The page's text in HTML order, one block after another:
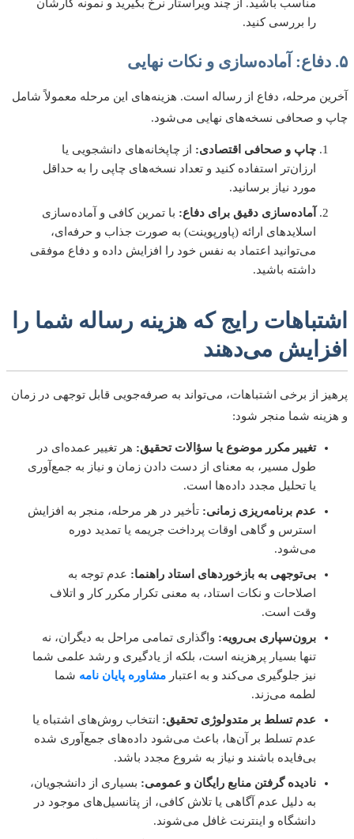
مناسب باشید. از چند ویراستار نرخ بگیرید و نمونه کارشان
را بررسی کنید.
مرحله، دفاع از رساله است. هزینه‌های این مرحله معمولاً شامل
و صحافی نسخه‌های نهایی می‌شود.
چاپ و صحافی اقتصادی:از چاپخانه‌های دانشجویی یا
ارزان‌تر استفاده کنید و تعداد نسخه‌های چاپی را به حداقل
مورد نیاز برسانید.
آماده‌سازی دقیق برای دفاع:با تمرین کافی و آماده‌سازی
اسلاید‌های ارائه (پاورپوینت) به صورت جذاب و حرفه‌ای،
می‌توانید اعتماد به نفس خود را افزایش داده و دفاع موفقی
داشته باشید.
رایج که هزینه رساله شما را
می‌دهند
از برخی اشتباهات، می‌تواند به صرفه‌جویی قابل توجهی در زمان
شما منجر شود:
تغییر مکرر موضوع یا سؤالات تحقیق:هر تغییر عمده‌ای در
طول مسیر، به معنای از دست دادن زمان و نیاز به جمع‌آوری
یا تحلیل مجدد داده‌ها است.
عدم برنامه‌ریزی زمانی:تأخیر در هر مرحله، منجر به افزایش
استرس و گاهی اوقات پرداخت جریمه یا تمدید دوره
می‌شود.
بی‌توجهی به بازخوردهای استاد راهنما: عدم توجه به
اصلاحات و نکات استاد، به معنی تکرار مکرر کار و اتلاف
وقت است.
برون‌سپاری بی‌رویه:واگذاری تمامی مراحل به دیگران، نه
تنها بسیار پرهزینه است، بلکه از یادگیری و رشد علمی شما
نیز جلوگیری می‌کند و به اعتبارمشاوره پایان نامهشما
لطمه می‌زند.
عدم تسلط بر متدولوژی تحقیق:انتخاب روش‌های اشتباه یا
عدم تسلط بر آن‌ها، باعث می‌شود داده‌های جمع‌آوری شده
بی‌فایده باشند و نیاز به شروع مجدد باشد.
نادیده گرفتن منابع رایگان و عمومی:بسیاری از دانشجویان،
به دلیل عدم آگاهی یا تلاش کافی، از پتانسیل‌های موجود در
دانشگاه و اینترنت غافل می‌شوند.